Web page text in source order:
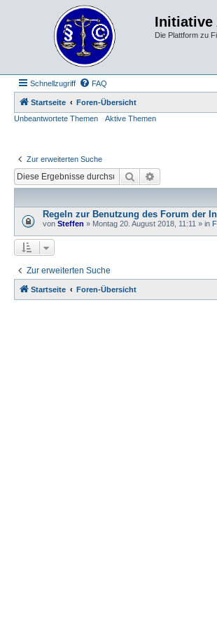
Initiative
Die Plattform zu
Schnellzugriff FAQ
Startseite
Foren-Übersicht
Unbeantwortete Themen
Aktive Themen
Zur erweiterten Suche
Suche
Regeln zur Benutzung des Forum der
von Steffen » Montag 20. August 2018, 11:11 » in
Zur erweiterten Suche
Startseite Foren-Übersicht